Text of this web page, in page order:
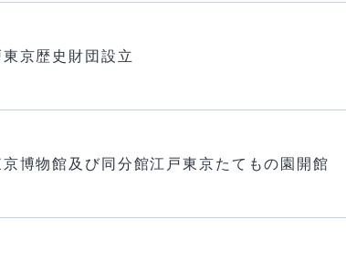
京歴史財団設立
博物館及び同分館江戸東京たてもの園開館